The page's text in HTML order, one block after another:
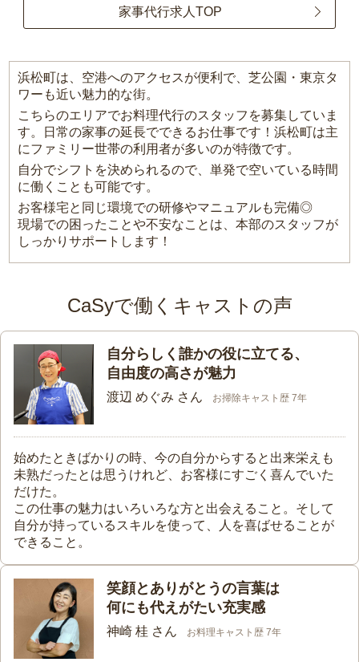
家事代行求人TOP
浜松町は、空港へのアクセスが便利で、芝公園・東京タ
ワーも近い魅力的な街。
こちらのエリアでお料理代行のスタッフを募集していま
す。日常の家事の延長でできるお仕事です！浜松町は主
にファミリー世帯の利用者が多いのが特徴です。
自分でシフトを決められるので、単発で空いている時間
に働くことも可能です。
お客様宅と同じ環境での研修やマニュアルも完備◎
現場での困ったことや不安なことは、本部のスタッフが
しっかりサポートします！
CaSyで働くキャストの声
自分らしく誰かの役に立てる、
自由度の高さが魅力
渡辺 めぐみ さん お掃除キャスト歴 7年
始めたときばかりの時、今の自分からすると出来栄えも
未熟だったとは思うけれど、お客様にすごく喜んでいた
だけた。
この仕事の魅力はいろいろな方と出会えること。そして
自分が持っているスキルを使って、人を喜ばせることが
できること。
笑顔とありがとうの言葉は
何にも代えがたい充実感
神崎 桂 さん お料理キャスト歴 7年